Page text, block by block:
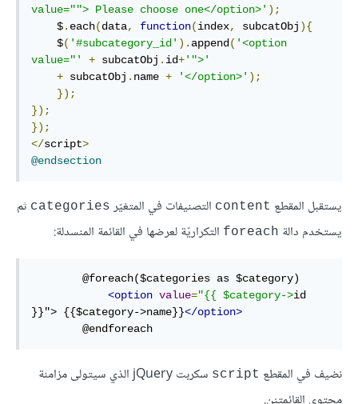
value=""> Please choose one</option>' );
    $
. each(data, function(index, subcatObj ){
    $
( '#subcategory_id' ). append( '<option
value="'
+ subcatObj . id+'">'
+ subcatObj . name + '</option>' );
});
});
});
</script>
@endsection
يستقبل المقطع content التصنيفات في المتغيّر categories ثم
يستخدم دالة foreach التكراريّة لعرضها في القائمة المنسدلة:
<option value="{{ $category->id
}}"> {{$category->name}}</option>
        @endforeach
نضيف في المقطع script
سكربت jQuery الذي سيتولى مزامنة